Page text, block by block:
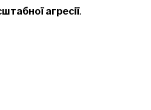
агресії.